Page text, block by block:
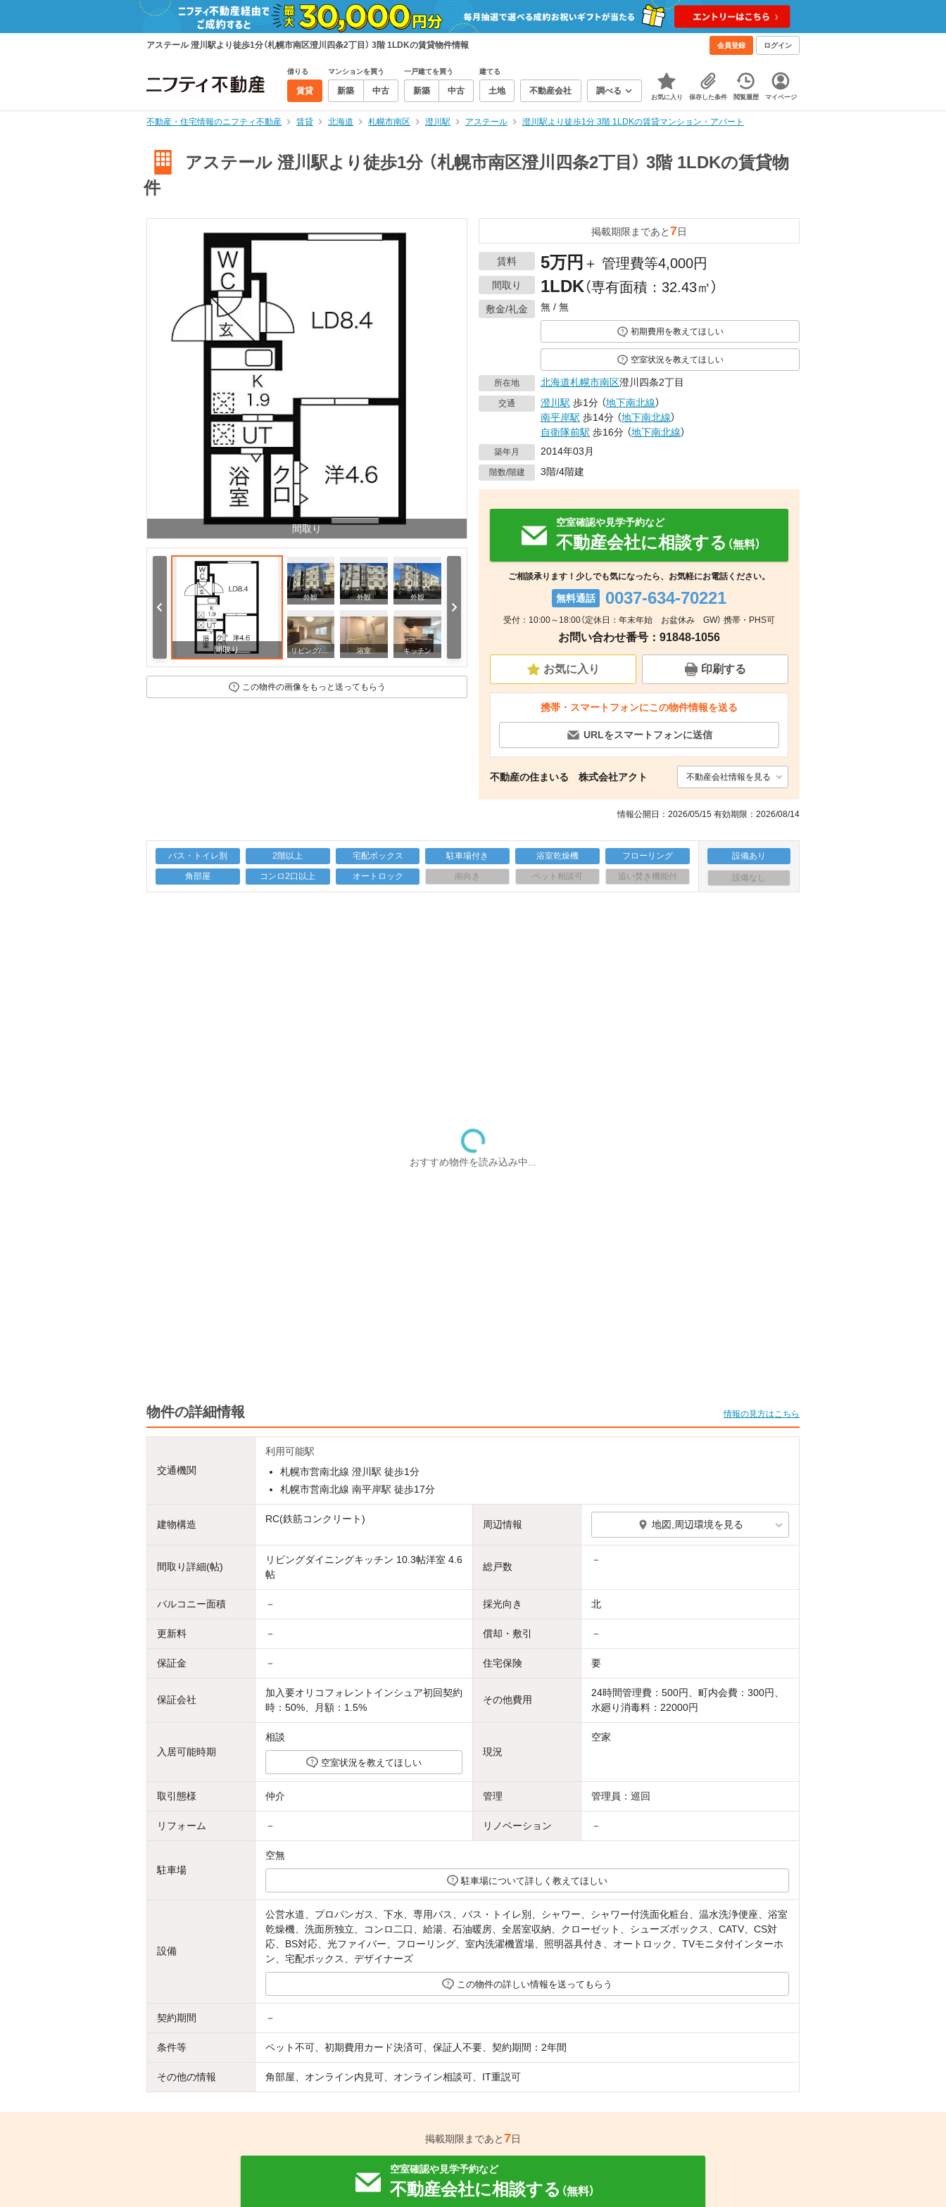
アステール 澄川駅より徒歩1分（札幌市南区澄川四条2丁目） 3階 1LDKの賃貸物件情報 会員登録 ログイン
借りる
賃貸
マンションを買う
新築 中古
一戸建てを買う
新築 中古
建てる
土地 不動産会社 調べる
お気に入り 保存した条件 閲覧履歴 マイページ
不動産・住宅情報のニフティ不動産 賃貸 北海道 札幌市南区 澄川駅 アステール 澄川駅より徒歩1分 3階 1LDKの賃貸マンション・アパート
アステール 澄川駅より徒歩1分 （札幌市南区澄川四条2丁目） 3階 1LDKの賃貸物
件
間取り
間取り
外観 外観 外観
リビング/ダイニング 浴室 キッチン
玄関 地図
この物件の画像をもっと送ってもらう
掲載期限まであと7日
賃料 5万円 ＋ 管理費等4,000円
間取り 1LDK（専有面積：32.43㎡）
敷金/礼金 無 / 無
初期費用を教えてほしい
空室状況を教えてほしい
所在地 北海道札幌市南区澄川四条2丁目
交通 澄川駅 歩1分 （地下南北線）
南平岸駅 歩14分 （地下南北線）
自衛隊前駅 歩16分 （地下南北線）
築年月 2014年03月
階数/階建 3階/4階建
空室確認や見学予約など
不動産会社に相談する （無料）
ご相談承ります！少しでも気になったら、お気軽にお電話ください。
無料通話 0037-634-70221
受付：10:00～18:00（定休日：年末年始 お盆休み GW） 携帯・PHS可
お問い合わせ番号：91848-1056
お気に入り 印刷する
携帯・スマートフォンにこの物件情報を送る
URLをスマートフォンに送信
不動産の住まいる 株式会社アクト 不動産会社情報を見る
情報公開日：2026/05/15 有効期限：2026/08/14
バス・トイレ別 2階以上 宅配ボックス 駐車場付き 浴室乾燥機 フローリング
角部屋 コンロ2口以上 オートロック 南向き ペット相談可 追い焚き機能付
設備あり
設備なし
おすすめ物件を読み込み中...
物件の詳細情報 情報の見方はこちら
交通機関
利用可能駅
札幌市営南北線 澄川駅 徒歩1分
札幌市営南北線 南平岸駅 徒歩17分
建物構造 RC(鉄筋コンクリート) 周辺情報 地図,周辺環境を見る
間取り詳細(帖)
リビングダイニングキッチン 10.3帖洋室 4.6
帖
総戸数
－
バルコニー面積 － 採光向き 北
更新料 － 償却・敷引 －
保証金 － 住宅保険 要
保証会社
加入要オリコフォレントインシュア初回契約
時：50%、月額：1.5%
その他費用
24時間管理費：500円、町内会費：300円、
水廻り消毒料：22000円
入居可能時期
相談
空室状況を教えてほしい
現況
空家
取引態様 仲介 管理 管理員：巡回
リフォーム － リノベーション －
駐車場
空無
駐車場について詳しく教えてほしい
設備
公営水道、プロパンガス、下水、専用バス、バス・トイレ別、シャワー、シャワー付洗面化粧台、温水洗浄便座、浴室
乾燥機、洗面所独立、コンロ二口、給湯、石油暖房、全居室収納、クローゼット、シューズボックス、CATV、CS対
応、BS対応、光ファイバー、フローリング、室内洗濯機置場、照明器具付き、オートロック、TVモニタ付インターホ
ン、宅配ボックス、デザイナーズ
この物件の詳しい情報を送ってもらう
契約期間 －
条件等 ペット不可、初期費用カード決済可、保証人不要、契約期間：2年間
その他の情報 角部屋、オンライン内見可、オンライン相談可、IT重説可
掲載期限まであと7日
空室確認や見学予約など
不動産会社に相談する （無料）